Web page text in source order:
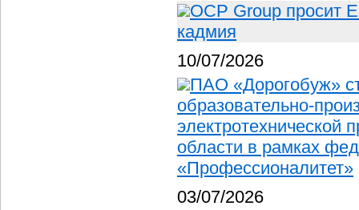
OCP Group просит
кадмия
10/07/2026
ПАО «Дорогобуж»
образовательно-
области в рамках
«Профессионалитет»
03/07/2026